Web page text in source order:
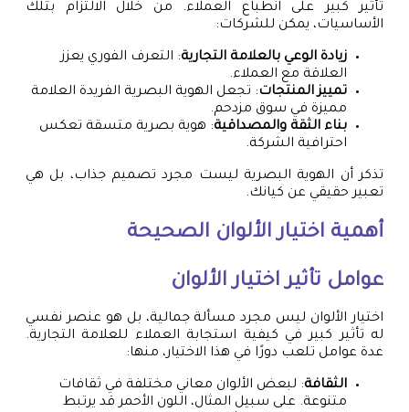
تأثير كبير على انطباع العملاء. من خلال الالتزام بتلك
الأساسيات، يمكن للشركات:
زيادة الوعي بالعلامة التجارية: التعرف الفوري يعزز
العلاقة مع العملاء.
تمييز المنتجات: تجعل الهوية البصرية الفريدة العلامة
مميزة في سوق مزدحم.
بناء الثقة والمصداقية: هوية بصرية متسقة تعكس
احترافية الشركة.
تذكر أن الهوية البصرية ليست مجرد تصميم جذاب، بل هي
تعبير حقيقي عن كيانك.
أهمية اختيار الألوان الصحيحة
عوامل تأثير اختيار الألوان
اختيار الألوان ليس مجرد مسألة جمالية، بل هو عنصر نفسي
له تأثير كبير في كيفية استجابة العملاء للعلامة التجارية.
عدة عوامل تلعب دورًا في هذا الاختيار، منها:
الثقافة: لبعض الألوان معاني مختلفة في ثقافات
متنوعة. على سبيل المثال، اللون الأحمر قد يرتبط